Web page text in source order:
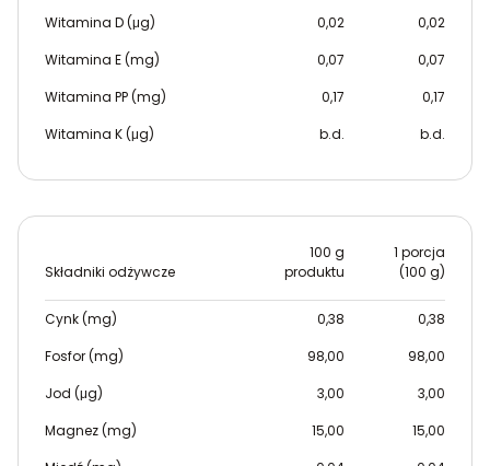
Witamina D (μg)
0,02
0,02
Witamina E (mg)
0,07
0,07
Witamina PP (mg)
0,17
0,17
Witamina K (μg)
b.d. b.d.
Składniki odżywcze
100 g
produktu
1 porcja
(100 g)
Cynk (mg) 0,38
0,38
Fosfor (mg)
98,00
98,00
Jod (μg)
3,00
3,00
Magnez (mg)
15,00
15,00